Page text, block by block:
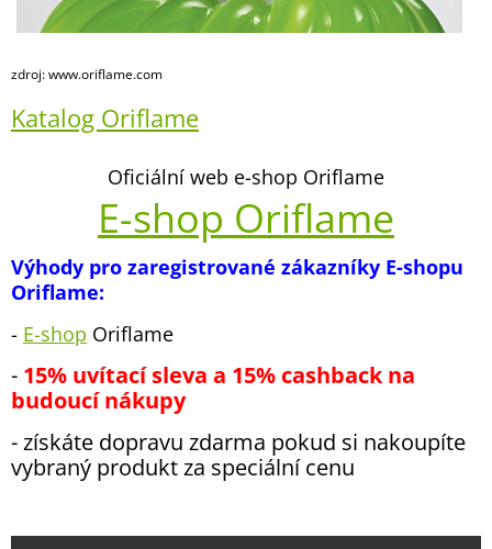
zdroj: www.oriflame.com
Katalog Oriflame
Oficiální web e-shop Oriflame
E-shop Oriflame
Výhody pro zaregistrované zákazníky E-shopu
Oriflame:
- E-shop Oriflame
- 15% uvítací sleva a 15% cashback na
budoucí nákupy
- získáte dopravu zdarma pokud si nakoupíte
vybraný produkt za speciální cenu